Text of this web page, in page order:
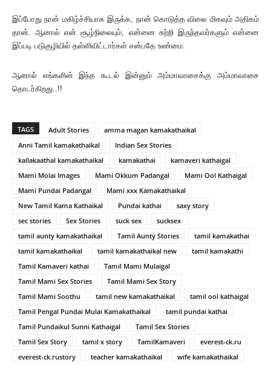
இப்போது நான் மகிழ்ச்சியாக இருக்க, நான் கொடுத்த விலை மிகவும் அதிகம்
தான். ஆனால் என் சூழ்நிலையும், என்னை சுற்றி இருந்தவர்களும் என்னை
இப்படி படுகுழியில் தள்ளிவிட்டார்கள் என்பதே உண்மை.
ஆனால் எங்களின் இந்த கூடல் இன்னும் அம்மாவாசைக்கு அம்மாவாசை
தொடர்கிறது..!!
TAGS Adult Stories
amma magan kamakathaikal
Anni Tamil kamakathaikal
Indian Sex Stories
kallakaathal kamakathaikal
kamakathai
kamaveri kathaigal
Mami Molai Images
Mami Okkum Padangal
Mami Ool Kathaigal
Mami Pundai Padangal
Mami xxx Kamakathaikal
New Tamil Kama Kathaikal
Pundai kathai
saxy story
sec stories
Sex Stories suck sex
sucksex
tamil aunty kamakathaikal
Tamil Aunty Stories
tamil kamakathai
tamil kamakathaikal
tamil kamakathaikal new
tamil kamakathi
Tamil Kamaveri kathai
Tamil Mami Mulaigal
Tamil Mami Sex Stories
Tamil Mami Sex Story
Tamil Mami Soothu
tamil new kamakathaikal
tamil ool kathaigal
Tamil Pengal Pundai Mulai Kamakathaikal
tamil pundai kathai
Tamil Pundaikul Sunni Kathaigal
Tamil Sex Stories
Tamil Sex Story
tamil x story TamilKamaveri
everest-ck.ru
everest-ck.rustory
teacher kamakathaikal wife kamakathaikal